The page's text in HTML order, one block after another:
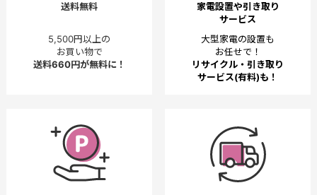
送料無料
5,500円以上の
お買い物で
送料660円が無料に！
家電設置や引き取り
サービス
大型家電の設置も
お任せで！
リサイクル・引き取り
サービス(有料)も！